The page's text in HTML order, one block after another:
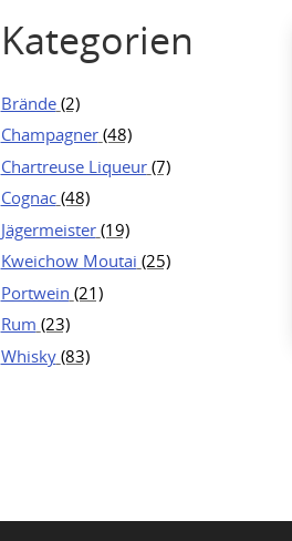
Kategorien
Brände (2)
Champagner (48)
Chartreuse Liqueur (7)
Cognac (48)
Jägermeister (19)
Kweichow Moutai (25)
Portwein (21)
Rum (23)
Whisky (83)